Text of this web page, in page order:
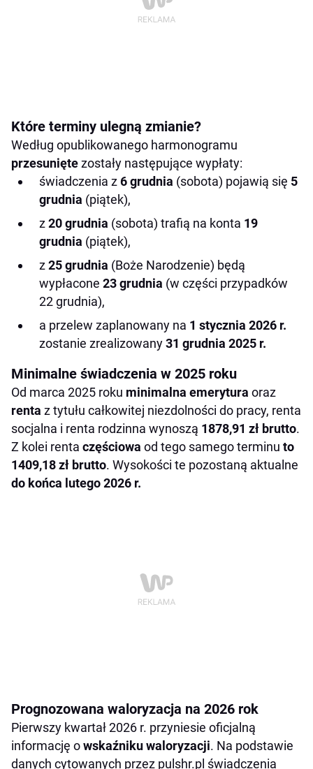
Które terminy ulegną zmianie?
Według opublikowanego harmonogramu
przesuniętezostały następujące wypłaty:
świadczenia z6 grudnia (sobota) pojawią się 5
grudnia (piątek),
z20 grudnia (sobota) trafią na konta 19
grudnia (piątek),
z25 grudnia (Boże Narodzenie) będą
wypłacone 23 grudnia (w części przypadków
22 grudnia),
a przelew zaplanowany na 1 stycznia 2026 r.
zostanie zrealizowany31 grudnia 2025 r.
Minimalne świadczenia w 2025 roku
Od marca 2025 roku minimalna emerytura oraz
renta z tytułu całkowitej niezdolności do pracy, renta
socjalna i renta rodzinna wynoszą 1878,91 zł brutto.
Z kolei renta częściowa od tego samego terminu to
1409,18 zł brutto. Wysokości te pozostaną aktualne
do końca lutego 2026 r.
Prognozowana waloryzacja na 2026 rok
Pierwszy kwartał 2026 r. przyniesie oficjalną
informację owskaźniku waloryzacji. Na podstawie
danych cytowanych przez pulshr.pl świadczenia